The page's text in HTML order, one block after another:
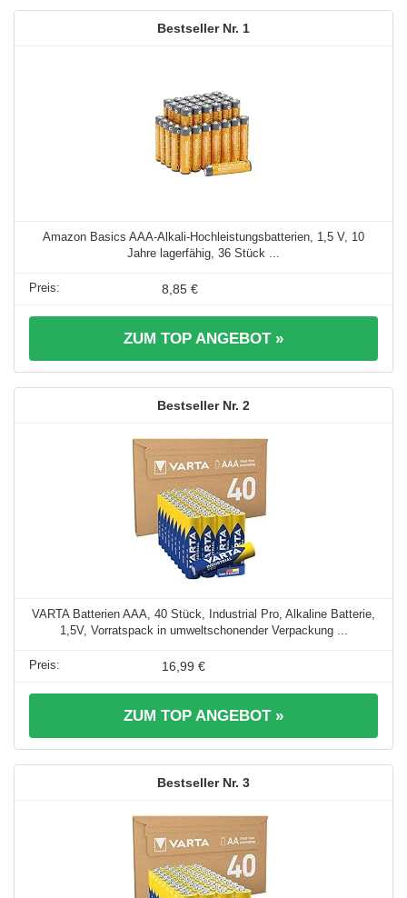
1
Amazon Basics AAA-Alkali-Hochleistungsbatterien, 1,5 V, 10
Jahre lagerfähig, 36 Stück ...
8,85 €
ZUM TOP ANGEBOT »
2
VARTA Batterien AAA, 40 Stück, Industrial Pro, Alkaline Batterie,
1,5V, Vorratspack in umweltschonender Verpackung ...
16,99 €
ZUM TOP ANGEBOT »
3